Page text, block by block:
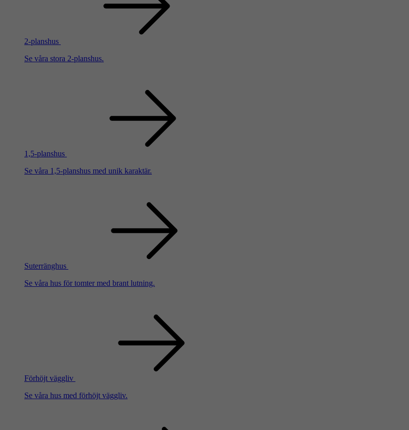
2-planshus
Se våra stora 2-planshus.
1,5-planshus
Se våra 1,5-planshus med unik karaktär.
Suterränghus
Se våra hus för tomter med brant lutning.
Förhöjt väggliv
Se våra hus med förhöjt väggliv.